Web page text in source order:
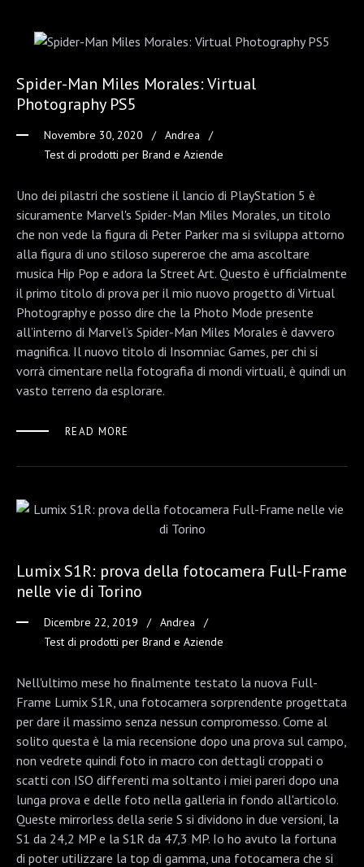
Spider-Man Miles Morales: Virtual
Photography PS5
Novembre 30, 2020
Andrea
Test di prodotti per Brand e Aziende
Uno dei pilastri che sostiene il lancio di PlayStation 5 è
sicuramente Marvel's Spider-Man Miles Morales, un titolo
che non vede la figura di Peter Parker ma si sviluppa attorno
alla figura di uno stiloso supereroe che ama ascoltare
musica Hip Pop e adora la Street Art. Questo è ufficialmente
il primo titolo di prova per il mio nuovo progetto di Virtual
Photography e posso dire che la Photo Mode presente
all’interno di Marvel’s Spider-Man Miles Morales è davvero
magnifica. Il nuovo titolo di Insomniac Games, per chi si
vorrà cimentare nella fotografia di mondi virtuali, è quindi un
vasto terreno da esplorare.
READ MORE
Lumix S1R: prova della fotocamera Full-Frame
nelle vie di Torino
Dicembre 22, 2019
Andrea
Test di prodotti per Brand e Aziende
Nell'ultimo mese ho finalmente testato la nuova Full-
Frame Lumix S1R, una fotocamera sorprendente progettata
per dare il massimo senza nessun compromesso. Come al
solito questa è la mia recensione dopo una prova sul campo,
non vedrete quindi foto in macro con dettagli croppati o
scatti con ISO differenti ma soltanto i miei pareri dopo una
lunga prova e delle foto nella galleria in fondo all'articolo.
Queste mirrorless della serie S si dividono in due versioni, la
S1 da 24,2 MP e la S1R da 47,3 MP. Io ho avuto la fortuna
di poter utilizzare la top di gamma, una fotocamera che si